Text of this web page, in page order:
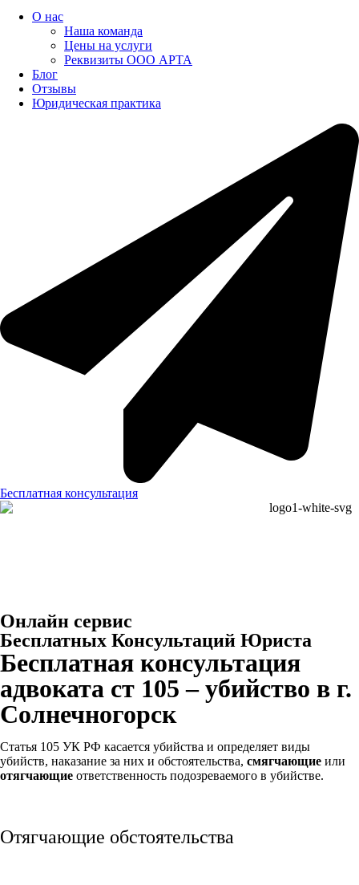
О нас
Наша команда
Цены на услуги
Реквизиты ООО АРТА
Блог
Отзывы
Юридическая практика
Бесплатная консультация
Онлайн сервис
Бесплатных Консультаций Юриста
Бесплатная консультация
адвоката ст 105 – убийство в г.
Солнечногорск
Статья 105 УК РФ касается убийства и определяет виды
убийств, наказание за них и обстоятельства, смягчающие или
отягчающие ответственность подозреваемого в убийстве.
Отягчающие обстоятельства